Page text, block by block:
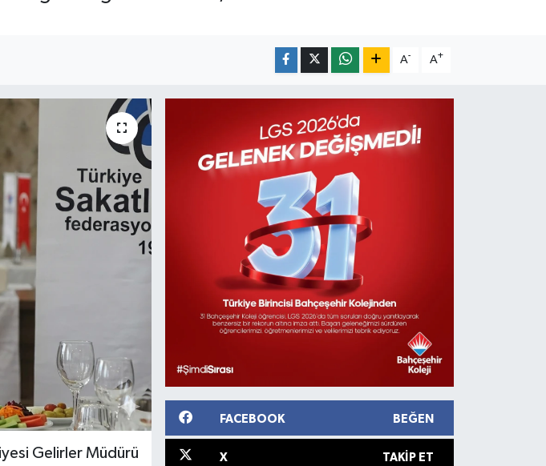
A- A+
Gelirler Müdürü
FACEBOOK BEĞEN
X TAKIP ET